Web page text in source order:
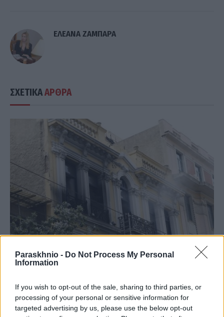
Paraskhnio - Do Not Process My Personal
Information
If you wish to opt-out of the sale, sharing to third parties, or
processing of your personal or sensitive information for
targeted advertising by us, please use the below opt-out
ΕΛΕΑΝΑ ΖΑΜΠΑΡΑ
ΣΧΕΤΙΚΑΑΡΘΡΑ
ΕΛΛΆΔΑ
Marfin: Έφτασε στην Ελλάδα η 46χρονη κατηγορούμενη
– Αύριο οδηγείται στην Εισαγγελία
ΑΝΑΡΤΗΘΗΚΕ ΑΠΟΆΛΚΗΣΤΗ ΓΑΤΟΠΟΎΛΟΥ 6 ΑΥΓΟΎΣΤΟΥ 2026